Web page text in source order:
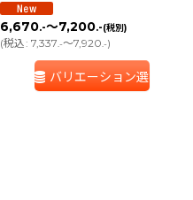
6,670.-～7,200.-(税別)
(税込: 7,337.-～7,920.-)
バリエーション選択